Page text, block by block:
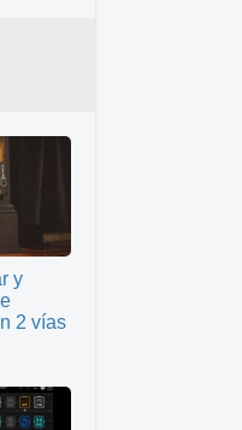
y
2 vías